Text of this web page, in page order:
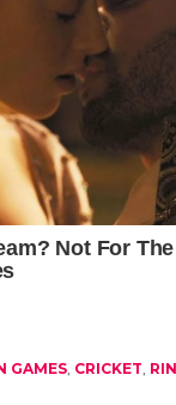
GAMES, CRICKET